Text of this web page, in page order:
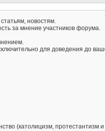
новостям.
за мнение участников форума.
для доведения до
(католицизм, протестантизм и